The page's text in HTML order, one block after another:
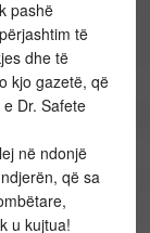
pashë
të
dhe të
kjo gazetë, që
Dr. Safete
në ndonjë
që sa
u kujtua!